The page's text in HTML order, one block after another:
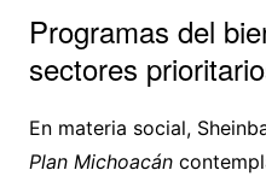
Programas del
sectores
En materia social,
Plan Michoacán